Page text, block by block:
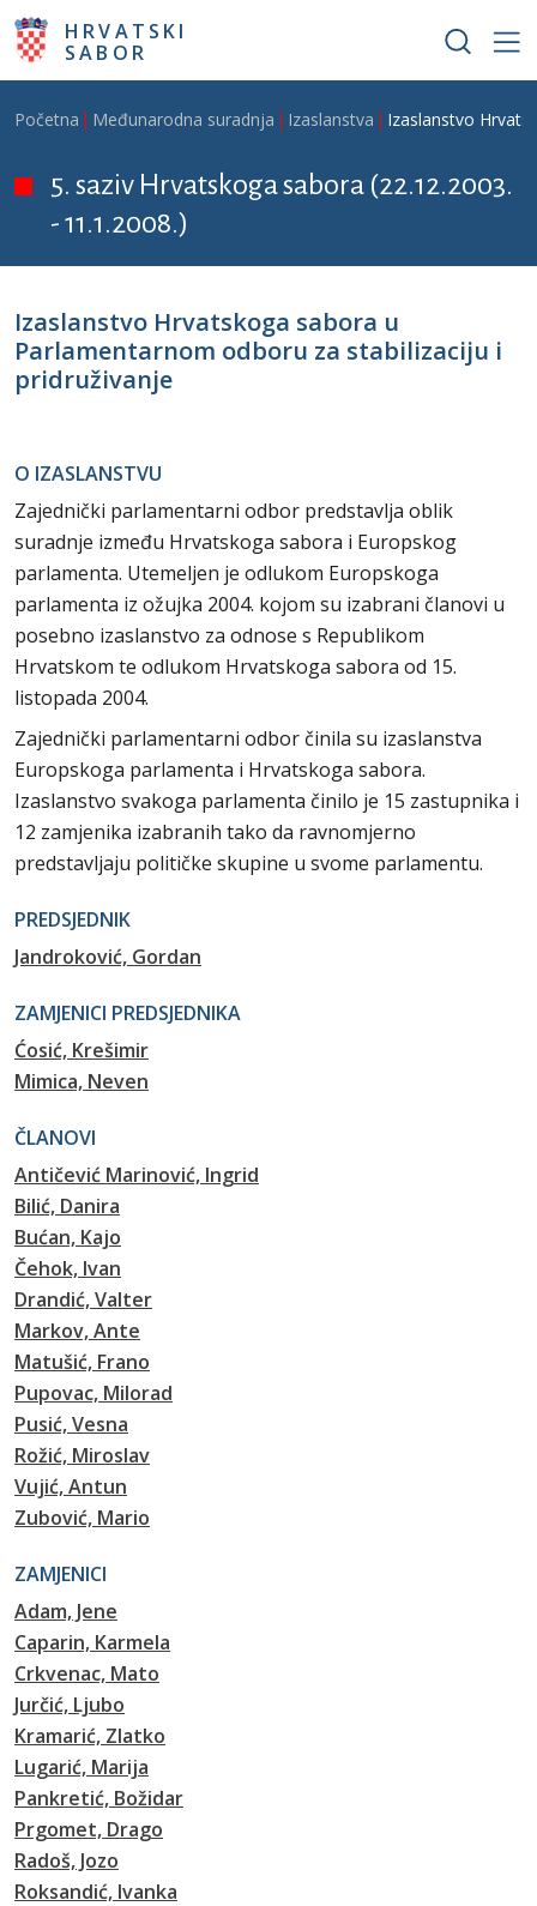
Skoči na glavni sadržaj
HRVATSKI
SABOR
Breadcrumb
Početna Međunarodna suradnja Izaslanstva Izaslanstvo
5. saziv Hrvatskoga sabora (22.12.2003.
- 11.1.2008.)
Izaslanstvo Hrvatskoga sabora u
Parlamentarnom odboru za stabilizaciju i
pridruživanje
O IZASLANSTVU
Zajednički parlamentarni odbor predstavlja oblik
suradnje između Hrvatskoga sabora i Europskog
parlamenta. Utemeljen je odlukom Europskoga
parlamenta iz ožujka 2004. kojom su izabrani članovi u
posebno izaslanstvo za odnose s Republikom
Hrvatskom te odlukom Hrvatskoga sabora od 15.
listopada 2004.
Zajednički parlamentarni odbor činila su izaslanstva
Europskoga parlamenta i Hrvatskoga sabora.
Izaslanstvo svakoga parlamenta činilo je 15 zastupnika i
12 zamjenika izabranih tako da ravnomjerno
predstavljaju političke skupine u svome parlamentu.
PREDSJEDNIK
Jandroković, Gordan
ZAMJENICI PREDSJEDNIKA
Ćosić, Krešimir
Mimica, Neven
ČLANOVI
Antičević Marinović, Ingrid
Bilić, Danira
Bućan, Kajo
Čehok, Ivan
Drandić, Valter
Markov, Ante
Matušić, Frano
Pupovac, Milorad
Pusić, Vesna
Rožić, Miroslav
Vujić, Antun
Zubović, Mario
ZAMJENICI
Adam, Jene
Caparin, Karmela
Crkvenac, Mato
Jurčić, Ljubo
Kramarić, Zlatko
Lugarić, Marija
Pankretić, Božidar
Prgomet, Drago
Radoš, Jozo
Roksandić, Ivanka